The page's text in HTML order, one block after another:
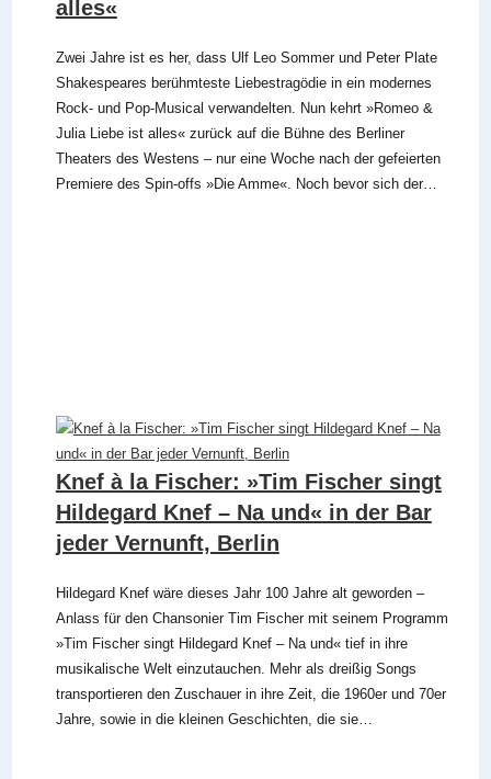
alles«
Zwei Jahre ist es her, dass Ulf Leo Sommer und Peter Plate
Shakespeares berühmteste Liebestragödie in ein modernes
Rock- und Pop-Musical verwandelten. Nun kehrt »Romeo &
Julia Liebe ist alles« zurück auf die Bühne des Berliner
Theaters des Westens – nur eine Woche nach der gefeierten
Premiere des Spin-offs »Die Amme«. Noch bevor sich der…
Knef à la Fischer: »Tim Fischer singt
Hildegard Knef – Na und« in der Bar
jeder Vernunft, Berlin
Hildegard Knef wäre dieses Jahr 100 Jahre alt geworden –
Anlass für den Chansonier Tim Fischer mit seinem Programm
»Tim Fischer singt Hildegard Knef – Na und« tief in ihre
musikalische Welt einzutauchen. Mehr als dreißig Songs
transportieren den Zuschauer in ihre Zeit, die 1960er und 70er
Jahre, sowie in die kleinen Geschichten, die sie…